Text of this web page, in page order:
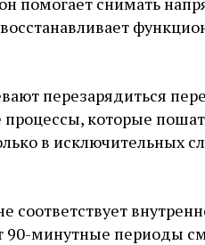
перезарядиться
которые
в исключительных
соответствует
90-минутные периоды